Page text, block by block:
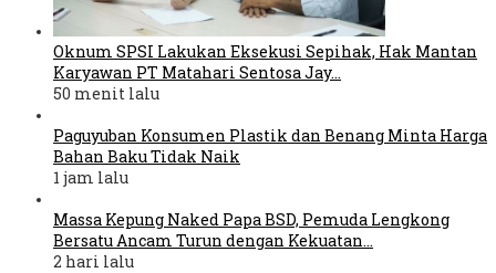
Oknum SPSI Lakukan Eksekusi Sepihak, Hak Mantan
Karyawan PT Matahari Sentosa Jay…
50 menit lalu
Paguyuban Konsumen Plastik dan Benang Minta Harga
Bahan Baku Tidak Naik
1 jam lalu
Massa Kepung Naked Papa BSD, Pemuda Lengkong
Bersatu Ancam Turun dengan Kekuatan…
2 hari lalu